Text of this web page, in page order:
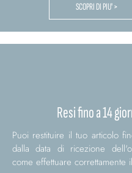
SCOPRI DI PIU' >
Resi fino a 14
Puoi restituire il tuo articolo
dalla data di ricezione
come effettuare correttamente